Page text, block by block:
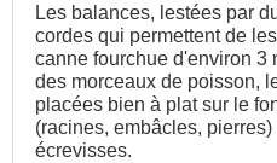
Les balances, lestées par
cordes qui permettent de
canne fourchue d'environ 3
des morceaux de poisson,
placées bien à plat sur le
(racines, embâcles,
écrevisses.